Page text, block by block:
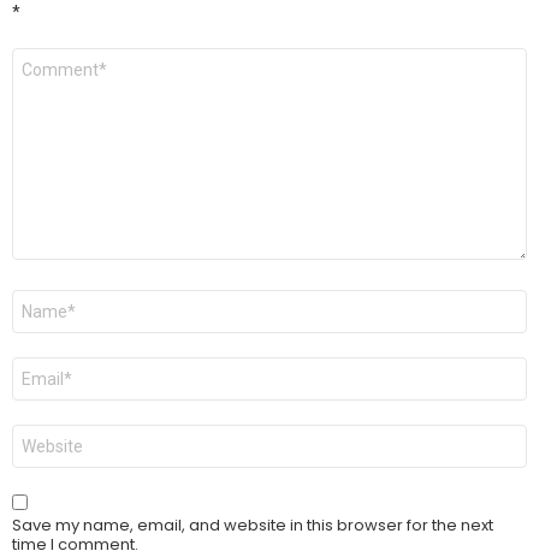
*
Comment
Name
Email
Website
Save my name, email, and website in this browser for the next
time I comment.